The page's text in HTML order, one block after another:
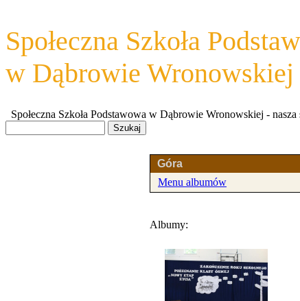
Społeczna Szkoła
w Dąbrowie Wronowskiej
Społeczna Szkoła Podstawowa w Dąbrowie Wronowskiej - nasza
Góra
Menu albumów
Albumy: